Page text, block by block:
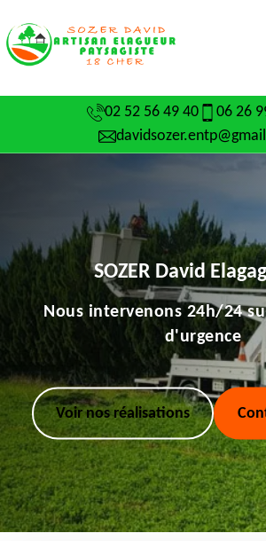
02 52 56 49 40
06 26
SOZER David
Nous intervenons 24h/24
d'urgence
Voir nos réalisations